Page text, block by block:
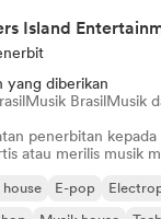
Island
yang diberikan
Musik BrasilMusik
penerbitan kepada
atau merilis musik
house E-pop